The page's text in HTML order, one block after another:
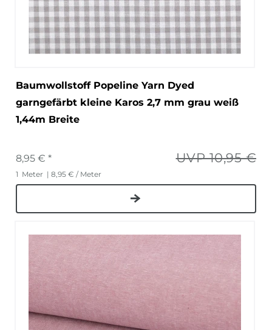
Baumwollstoff Popeline Yarn Dyed
garngefärbt kleine Karos 2,7 mm grau weiß
1,44m Breite
UVP 10,95 €
8,95 € *
1 Meter | 8,95 € / Meter